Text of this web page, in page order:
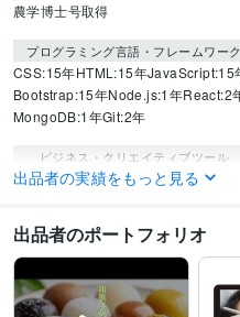
農学博士号取得
プログラミング言語・フレームワーク
CSS:15年HTML:15年JavaScript:15
Bootstrap:15年Node.js:1年React:2
MongoDB:1年Git:2年
ビジネス・クリエイティブツール
Wix:5年WordPress:15年 Excel:20年
Adobe Photoshop:15年
Adobe After Effects:10年 ChatGPT:5年
DaVinci Resolve:5年
Figma:5年
得意分野
出品者の実績をもっと見る
出品者のポートフォリオ